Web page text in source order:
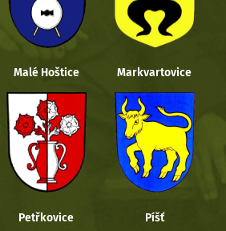
Malé Hoštice Markvartovice
Petřkovice Píšť